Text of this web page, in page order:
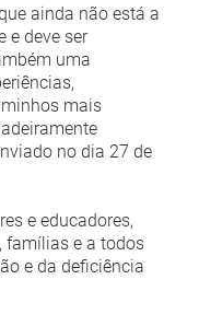
ainda não está a
e deve ser
uma
mais
no dia 27 de
e educadores,
famílias e a todos
e da deficiência